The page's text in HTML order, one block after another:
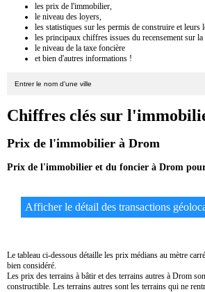
les prix de l'immobilier,
le niveau des loyers,
les statistiques sur les permis de construire et leurs
les principaux chiffres issues du recensement sur
le niveau de la taxe foncière
et bien d'autres informations !
Chiffres clés sur
Prix de l'immobilier à Drom
Prix de l'immobilier et du foncier à Drom pour
Afficher le détail des transactions
Le tableau ci-dessous détaille les prix médians au mètre
bien considéré.
Les prix des terrains à bâtir et des terrains autres à Drom
constructible. Les terrains autres sont les terrains qui ne